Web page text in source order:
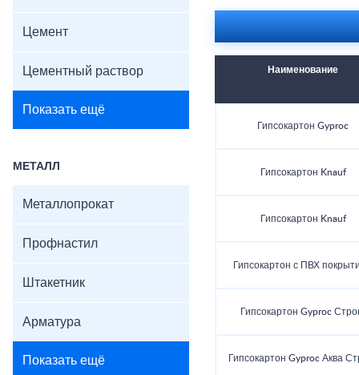
Цемент
Цементный раствор
Показать ещё
МЕТАЛЛ
Металлопрокат
Профнастил
Штакетник
Арматура
Показать ещё
Наименование
Гипсокартон Gyproc
Гипсокартон Knauf
Гипсокартон Knauf
Гипсокартон с ПВХ
Гипсокартон Gyproc
Гипсокартон Gyproc Аква